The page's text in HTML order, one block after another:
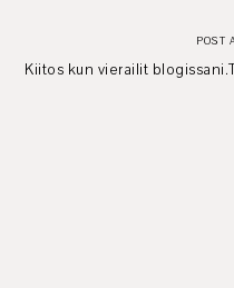
POST
Kiitos kun vierailit